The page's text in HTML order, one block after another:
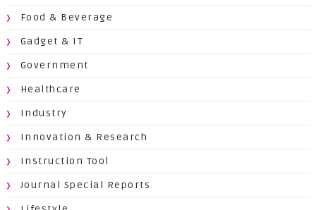
Food & Beverage
Gadget & IT
Government
Healthcare
Industry
Innovation & Research
Instruction Tool
Journal Special Reports